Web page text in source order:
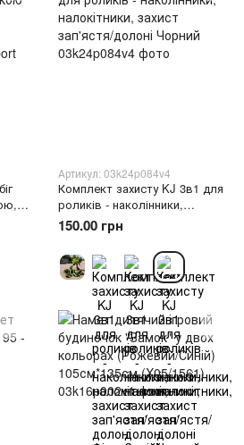
Артикул: 03k24p084v4
Комплект захисту KJ 3в1 для
роликів - наколінники,
налокітники, захист зап'ястя/
долоні Чорний
150.00 грн